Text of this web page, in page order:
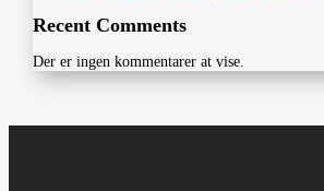
Recent Comments
Der er ingen kommentarer at vise.